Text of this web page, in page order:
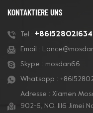
KONTAKTIERE UNS
Tel :
Email :
Skype : mosdan66
Whatsapp :
Adresse : Xiamen
902-6, NO. 1116 Jimei